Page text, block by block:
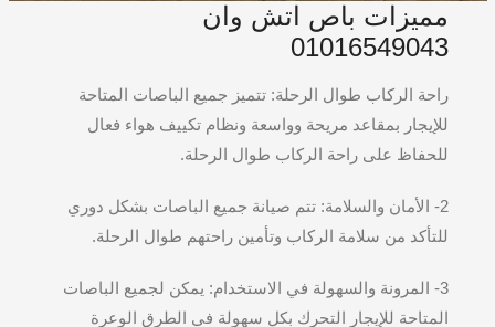
مميزات باص اتش وان
01016549043
راحة الركاب طوال الرحلة: تتميز جميع الباصات المتاحة
للإيجار بمقاعد مريحة وواسعة ونظام تكييف هواء فعال
للحفاظ على راحة الركاب طوال الرحلة.
2- الأمان والسلامة: تتم صيانة جميع الباصات بشكل دوري
للتأكد من سلامة الركاب وتأمين راحتهم طوال الرحلة.
3- المرونة والسهولة في الاستخدام: يمكن لجميع الباصات
المتاحة للإيجار التحرك بكل سهولة في الطرق الوعرة